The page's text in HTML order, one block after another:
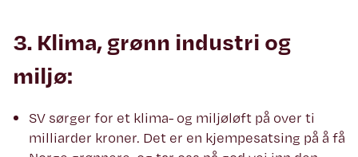
3. Klima, grønn industri og
miljø:
SV sørger for et klima- og miljøløft på over ti
milliarder kroner. Det er en kjempesatsing på å få